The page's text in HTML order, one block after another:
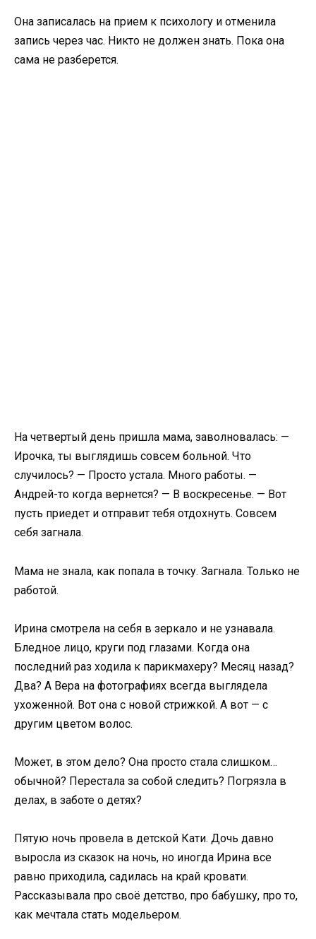
Она записалась на прием к психологу и отменила
запись через час. Никто не должен знать. Пока она
сама не разберется.
На четвертый день пришла мама, заволновалась: —
Ирочка, ты выглядишь совсем больной. Что
случилось? — Просто устала. Много работы. —
Андрей-то когда вернется? — В воскресенье. — Вот
пусть приедет и отправит тебя отдохнуть. Совсем
себя загнала.
Мама не знала, как попала в точку. Загнала. Только не
работой.
Ирина смотрела на себя в зеркало и не узнавала.
Бледное лицо, круги под глазами. Когда она
последний раз ходила к парикмахеру? Месяц назад?
Два? А Вера на фотографиях всегда выглядела
ухоженной. Вот она с новой стрижкой. А вот — с
другим цветом волос.
Может, в этом дело? Она просто стала слишком…
обычной? Перестала за собой следить? Погрязла в
делах, в заботе о детях?
Пятую ночь провела в детской Кати. Дочь давно
выросла из сказок на ночь, но иногда Ирина все
равно приходила, садилась на край кровати.
Рассказывала про своё детство, про бабушку, про то,
как мечтала стать модельером.